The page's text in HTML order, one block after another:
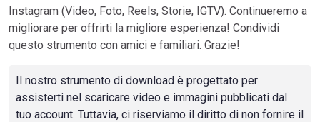
Instagram (Video, Foto, Reels, Storie, IGTV). Continueremo a
migliorare per offrirti la migliore esperienza! Condividi
questo strumento con amici e familiari. Grazie!
Il nostro strumento di download è progettato per
assisterti nel scaricare video e immagini pubblicati dal
tuo account. Tuttavia, ci riserviamo il diritto di non fornire il